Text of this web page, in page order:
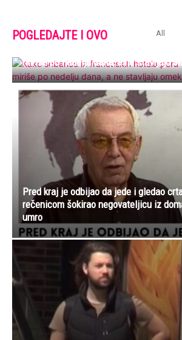
POGLEDAJTE I OVO All
miriše po nedelju dana, a ne stavljaju
Pred kraj je odbijao da jede i gledao
rečenicom šokirao negovateljicu iz
umro